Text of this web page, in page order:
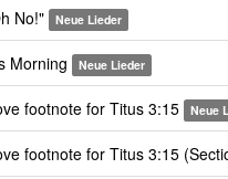
No!" Neue Lieder
Morning Neue Lieder
footnote for Titus 3:15 Neue
footnote for Titus 3:15